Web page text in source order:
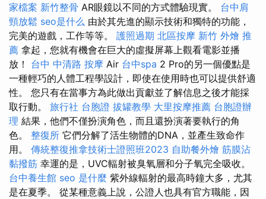
家檔案 新竹整骨 AR眼鏡以不同的方式體驗現實。 台中肩
頸放鬆 seo是什么 由於其先進的顯示技術和獨特的功能，
完美的遊戲，工作等等。 護照過期 北區按摩 新竹 外燴 推
薦 拿起，您就有機會在巨大的虛擬屏幕上觀看電影並播
放！ 台中 中清路 按摩 Air 台中spa 2 Pro的另一個優點是
一種輕巧的人體工程學設計，即使在使用時也可以提供舒適
性。 您只有在當事方為此做出貢獻並了解信息之後才能採
取行動。 旅行社 台胞證 拔罐教學 大里按摩推薦 台胞證辦
理 結果，他們不僅扮演角色，而且還扮演著要執行的角
色。 整復所 它們分解了活生物體的DNA，並產生致命作
用。 傳統整復推拿技術士證照班2023 自助餐外燴 筋膜沾
黏撥筋 幸運的是，UVC輻射被臭氧層和分子氧完全吸收。
台中養生館 seo 是什麼 紫外線輻射的最高時鐘大多，尤其
是在夏季。 從某種意義上說，公證人也具有官方職能，因